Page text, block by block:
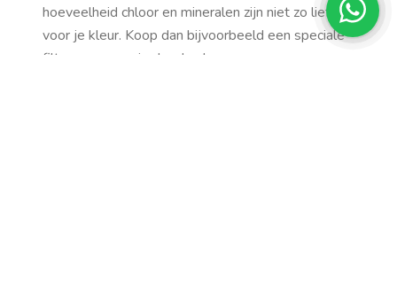
hoeveelheid chloor en mineralen zijn niet zo lief
voor je kleur. Koop dan bijvoorbeeld een speciale
filter voor over je douche-kop.